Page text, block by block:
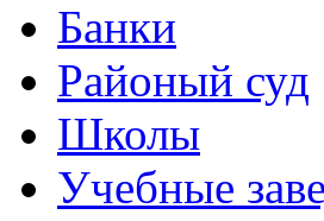
Банки
Районый суд
Школы
Учебные